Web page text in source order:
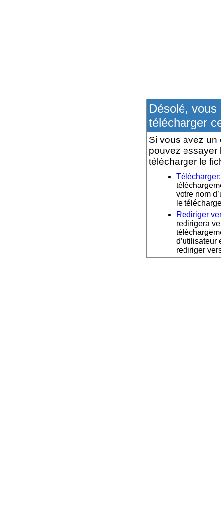
Désolé, vous
télécharger
Si vous avez un
pouvez essayer
télécharger le
votre nom
le
Rediriger
redirigera
d’utilisateur
rediriger